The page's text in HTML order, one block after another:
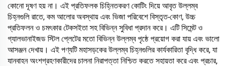
কোনো দূষণ হয় না। এই প্রতিফলক চিহ্নিতকরণ কোটিং দিয়ে আবৃত উল্লম্ব
চিহ্নগুলি রাতে, কম আলোর অবস্থায় এবং ভিজা পরিবেশে বিস্তৃত-কোণ, উচ্চ
প্রতিফলন ও চমৎকার টেকসইতা সহ বিভিন্ন সুবিধা প্রদান করে। এটি সিমেন্ট ও
গ্যালভানাইজড স্টিল প্লেটের মতো বিভিন্ন উল্লম্ব পৃষ্ঠে প্রয়োগ করা যায় এবং ভালো
আসঞ্জন দেখায়। এই পণ্যটি মহাসড়কের উল্লম্ব চিহ্নগুলির কার্যকারিতা বৃদ্ধি করে, যা
যানবাহন অংশগ্রহণকারীদের চালনা নিরাপত্তা নিশ্চিত করতে সহায়তা করে এবং প্রচার,